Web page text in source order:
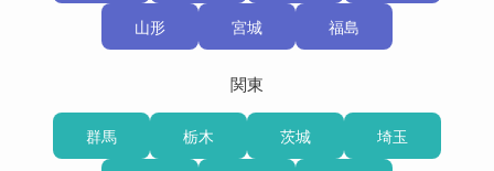
山形 宮城 福島
関東
群馬 栃木 茨城 埼玉